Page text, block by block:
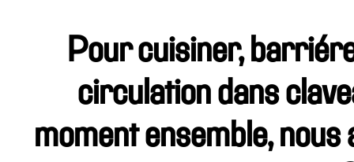
Pour cuisiner,
circulation dans
moment ensemble, nous